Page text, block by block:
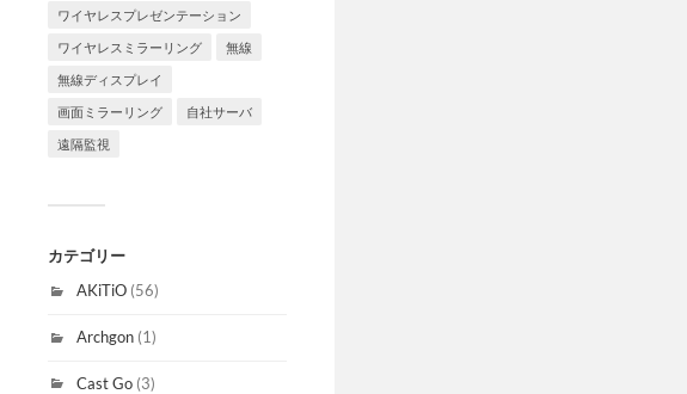
ワイヤレスプレゼンテーション
ワイヤレスミラーリング 無線
無線ディスプレイ
画面ミラーリング 自社サーバ
遠隔監視
カテゴリー
AKiTiO (56)
Archgon (1)
Cast Go (3)